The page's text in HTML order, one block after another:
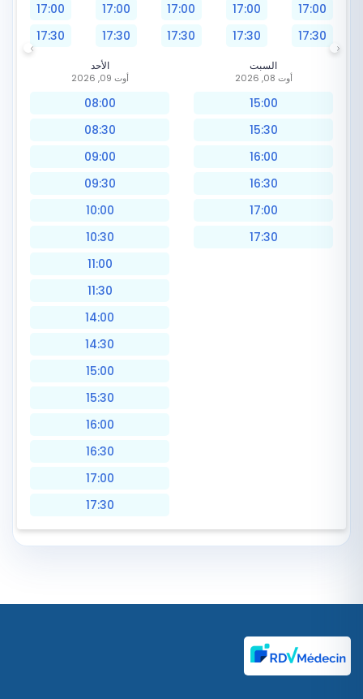
17:00
17:30
17:00
17:30
17:00
17:30
17:00
17:30
17:00
17:30
الأحد
أوت 09, 2026
08:00
08:30
09:00
09:30
10:00
10:30
11:00
11:30
14:00
14:30
15:00
15:30
16:00
16:30
17:00
17:30
السبت
أوت 08, 2026
15:00
15:30
16:00
16:30
17:00
17:30